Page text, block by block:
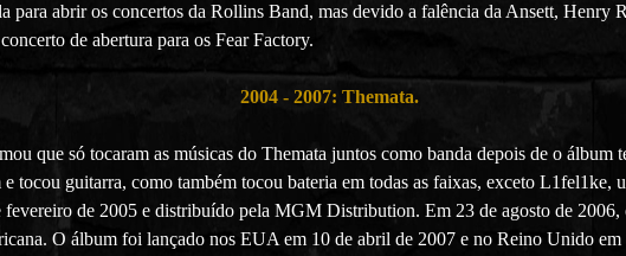
para abrir os concertos da Rollins Band, mas devido a falência da Ansett, Henry
de abertura para os Fear Factory.
2004 - 2007: Themata.
que só tocaram as músicas do Themata juntos como banda depois de o
tocou guitarra, como também tocou bateria em todas as faixas, exceto L1fel1ke,
de 2005 e distribuído pela MGM Distribution. Em 23 de agosto de
O álbum foi lançado nos EUA em 10 de abril de 2007 e no Reino Unido